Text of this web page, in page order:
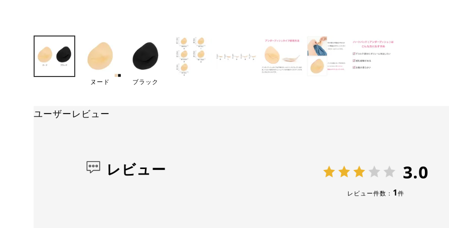
ヌード ブラック
ユーザーレビュー
レビュー 3.0
レビュー件数： 1件